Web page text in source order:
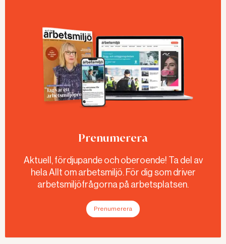
Prenumerera
Aktuell, fördjupande och oberoende! Ta del av
hela Allt om arbetsmiljö. För dig som driver
arbetsmiljöfrågorna på arbetsplatsen.
Prenumerera